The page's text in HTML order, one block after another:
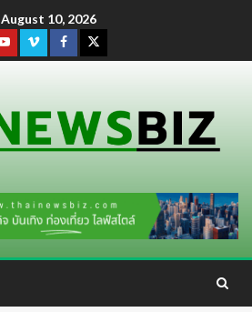
August 10, 2026